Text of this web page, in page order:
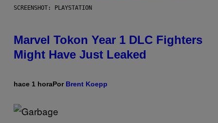
SCREENSHOT: PLAYSTATION
Marvel Tokon Year 1 DLC Fighters
Might Have Just Leaked
hace 1 horaPor Brent Koepp